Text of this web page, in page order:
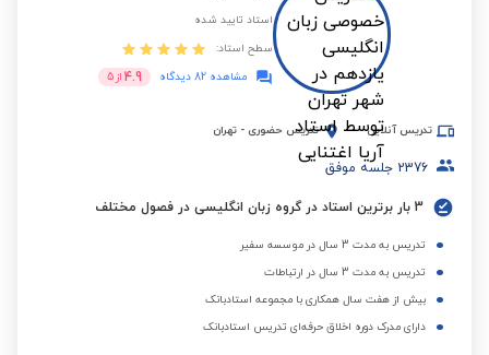
استاد تایید شده
سطح استاد:
مشاهده 82 دیدگاه
4.9 از 5
تدریس آنلاین تدریس حضوری - تهران
2376 جلسه موفق
3 بار برترین استاد در گروه زبان انگلیسی در فصول مختلف
تدریس به مدت 3 سال در موسسه سفیر
تدریس به مدت 3 سال در ارتباطات
بیش از هفت سال همکاری با مجموعه استادبانک
دارای مدرک دوره اخلاق حرفه‌ای تدریس استادبانک